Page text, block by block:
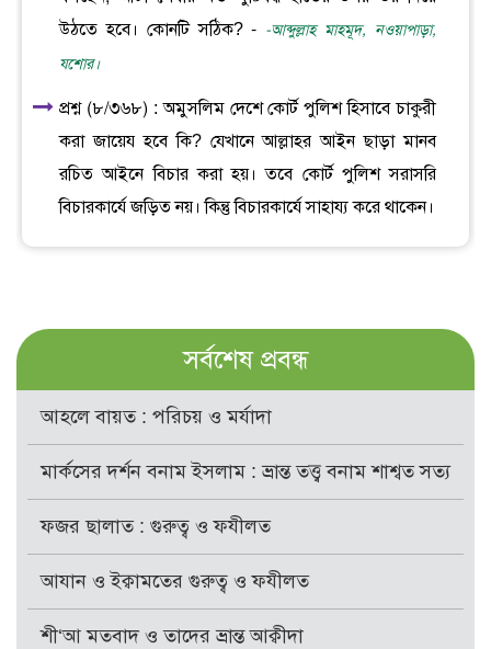
উঠতে হবে। কোনটি সঠিক? - -আব্দুল্লাহ মাহমূদ, নওয়াপাড়া,
যশোর।
প্রশ্ন (৮/৩৬৮) : অমুসলিম দেশে কোর্ট পুলিশ হিসাবে চাকুরী
করা জায়েয হবে কি? যেখানে আল্লাহর আইন ছাড়া মানব
রচিত আইনে বিচার করা হয়। তবে কোর্ট পুলিশ সরাসরি
বিচারকার্যে জড়িত নয়। কিন্তু বিচারকার্যে সাহায্য করে থাকেন।
সর্বশেষ প্রবন্ধ
আহলে বায়ত : পরিচয় ও মর্যাদা
মার্কসের দর্শন বনাম ইসলাম : ভ্রান্ত তত্ত্ব বনাম শাশ্বত সত্য
ফজর ছালাত : গুরুত্ব ও ফযীলত
আযান ও ইক্বামতের গুরুত্ব ও ফযীলত
শী‘আ মতবাদ ও তাদের ভ্রান্ত আক্বীদা